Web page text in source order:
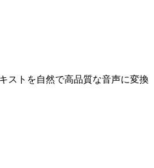
ストを自然で高品質な音声に変換